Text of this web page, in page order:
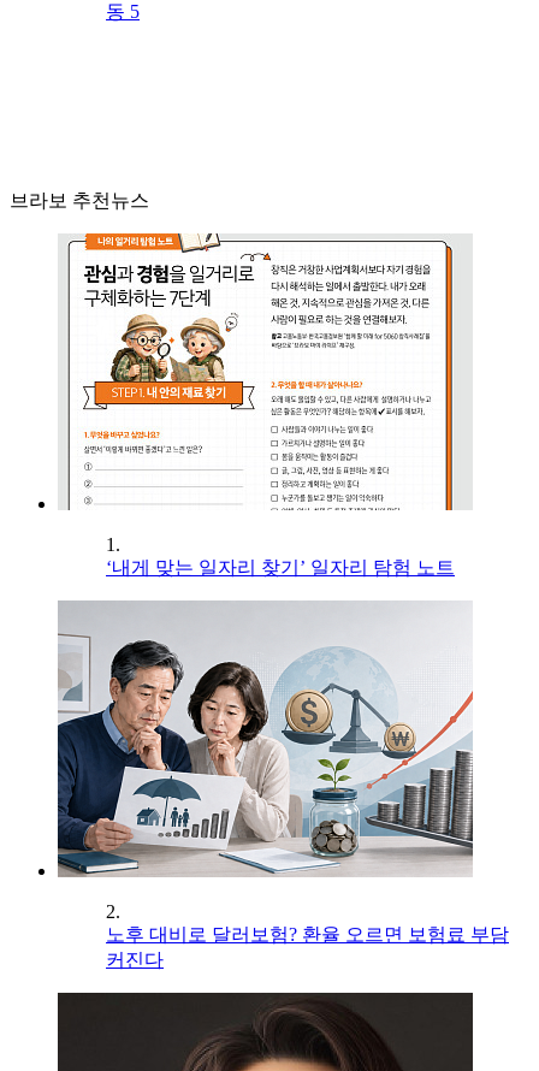
동 5
브라보 추천뉴스
1.
‘내게 맞는 일자리 찾기’ 일자리 탐험 노트
2.
노후 대비로 달러보험? 환율 오르면 보험료 부담
커진다